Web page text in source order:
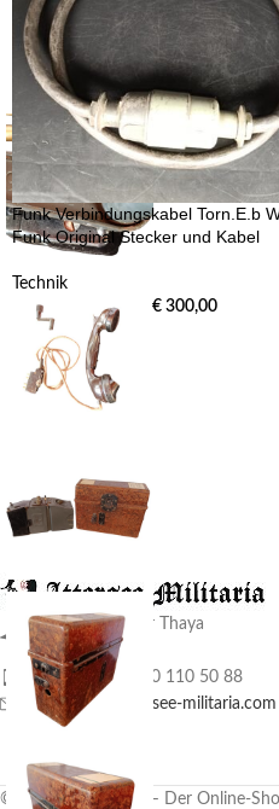
Funk Verbindungskabel Torn.E.b
Funk Original Stecker und Kabel
Technik
€300,00
A-2136 Laa an der Thaya
Siedlergasse 33
Phone: +43 (0) 680 110 50 88
E-Mail: info@attersee-militaria.com
© Attersee Militaria – Der Online-